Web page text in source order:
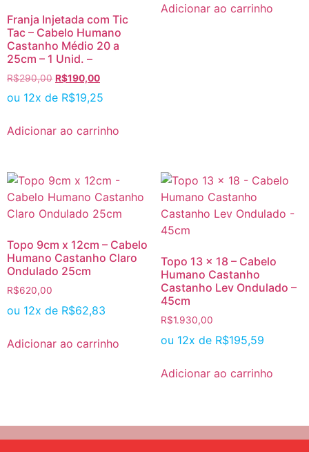
Franja Injetada com Tic
Tac – Cabelo Humano
Castanho Médio 20 a
25cm – 1 Unid. –
R$290,00 R$190,00
ou 12x de R$19,25
Adicionar ao carrinho
Adicionar ao carrinho
Topo 9cm x 12cm – Cabelo
Humano Castanho Claro
Ondulado 25cm
R$620,00
ou 12x de R$62,83
Adicionar ao carrinho
Topo 13 x 18 – Cabelo
Humano Castanho
Castanho Lev Ondulado –
45cm
R$1.930,00
ou 12x de R$195,59
Adicionar ao carrinho